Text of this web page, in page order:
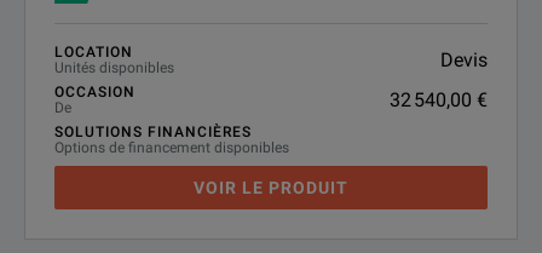
LOCATION
Unités disponibles
Devis
OCCASION
De
32 540,00 €
SOLUTIONS FINANCIÈRES
Options de financement disponibles
VOIR LE PRODUIT